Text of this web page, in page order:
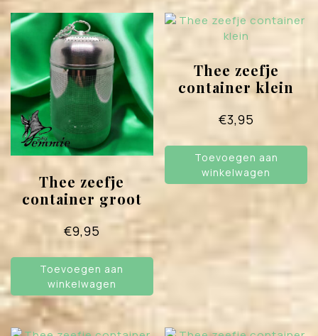
Thee zeefje
container groot
€9,95
Toevoegen aan
winkelwagen
Thee zeefje
container klein
€3,95
Toevoegen aan
winkelwagen